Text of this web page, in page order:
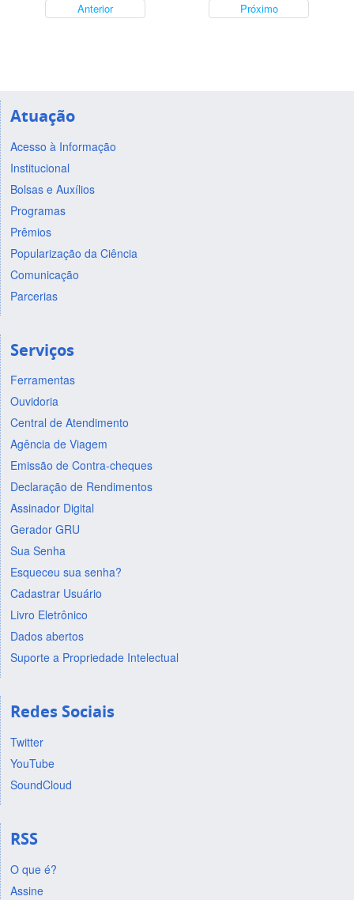
Anterior Próximo
Atuação
Acesso à Informação
Institucional
Bolsas e Auxílios
Programas
Prêmios
Popularização da Ciência
Comunicação
Parcerias
Serviços
Ferramentas
Ouvidoria
Central de Atendimento
Agência de Viagem
Emissão de Contra-cheques
Declaração de Rendimentos
Assinador Digital
Gerador GRU
Sua Senha
Esqueceu sua senha?
Cadastrar Usuário
Livro Eletrônico
Dados abertos
Suporte a Propriedade Intelectual
Redes Sociais
Twitter
YouTube
SoundCloud
RSS
O que é?
Assine